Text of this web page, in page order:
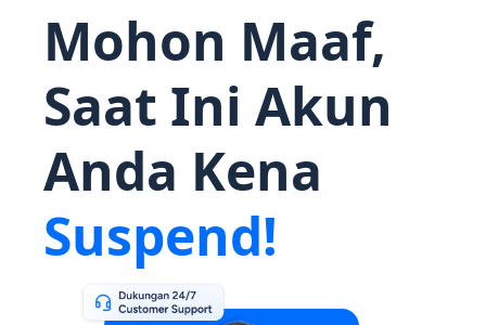
Mohon Maaf,
Saat Ini Akun
Anda Kena
Suspend!